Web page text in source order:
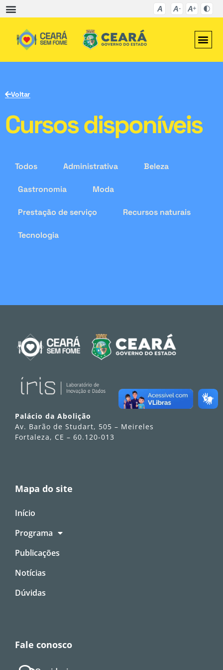
Voltar
Cursos disponíveis
Todos Administrativa Beleza
Gastronomia Moda
Prestação de serviço Recursos naturais
Tecnologia
Palácio da Abolição
Av. Barão de Studart, 505 – Meireles
Fortaleza, CE – 60.120-013
Mapa do site
Início
Programa
Publicações
Notícias
Dúvidas
Fale conosco